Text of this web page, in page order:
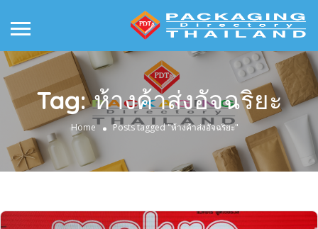
Tag:ห้างค้าส่งอัจฉริยะ
Home Posts tagged "ห้างค้าส่งอัจฉริยะ"